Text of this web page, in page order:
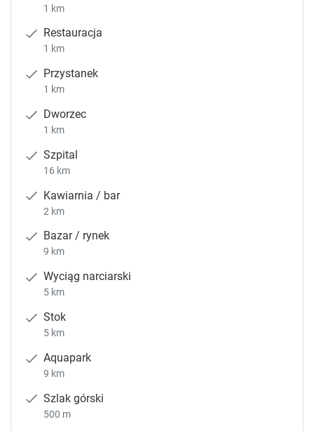
1 km
Restauracja
1 km
Przystanek
1 km
Dworzec
1 km
Szpital
16 km
Kawiarnia / bar
2 km
Bazar / rynek
9 km
Wyciąg narciarski
5 km
Stok
5 km
Aquapark
9 km
Szlak górski
500 m